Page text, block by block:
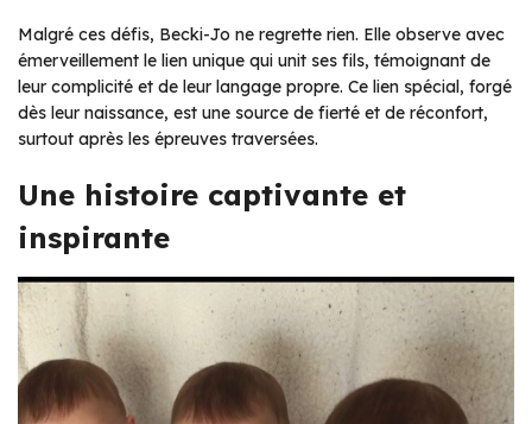
Malgré ces défis, Becki-Jo ne regrette rien. Elle observe avec
émerveillement le lien unique qui unit ses fils, témoignant de
leur complicité et de leur langage propre. Ce lien spécial, forgé
dès leur naissance, est une source de fierté et de réconfort,
surtout après les épreuves traversées.
Une histoire captivante et
inspirante